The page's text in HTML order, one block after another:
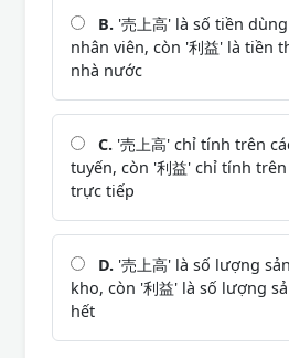
B. '売上高' là số tiền
nhân viên, còn '利益' là tiền
nhà nước
C. '売上高' chỉ tính trên
tuyến, còn '利益' chỉ tính
trực tiếp
D. '売上高' là số lượng
kho, còn '利益' là số lượng
hết